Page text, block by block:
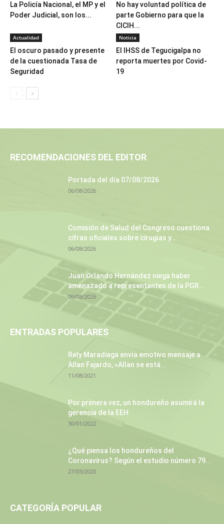
La Policía Nacional, el MP y el
Poder Judicial, son los...
No hay voluntad política de
parte Gobierno para que la
CICIH...
Actualidad
El oscuro pasado y presente
de la cuestionada Tasa de
Seguridad
Noticia
El IHSS de Tegucigalpa no
reporta muertes por Covid-
19
RECOMENDACIONES DEL EDITOR
Portada del día 07/08/2026
06/08/2026
Comisión de Salud del Congreso cuestiona
cifras oficiales sobre cirugías y...
06/08/2026
Juan Orlando Hernández niega haber
amenazado a representantes de la PGR...
06/08/2026
ENTRADAS POPULARES
Rely Maradiaga envía emotivo mensaje a
Allan Fajardo, «Allan se está...
11/08/2021
Por primera vez, un hondureño asumirá la
gerencia de la EEH
30/01/2022
¿Qué piensa los hondureños del
Coronavirus? Según el estudio número 79...
27/03/2020
CATEGORÍA POPULAR